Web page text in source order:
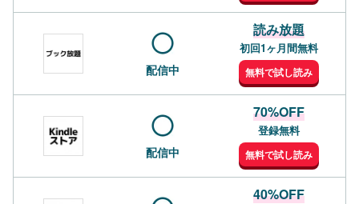
配信中
読み放題
初回1ヶ月間無料
無料で試し読み
配信中
70%OFF
登録無料
無料で試し読み
40%OFF